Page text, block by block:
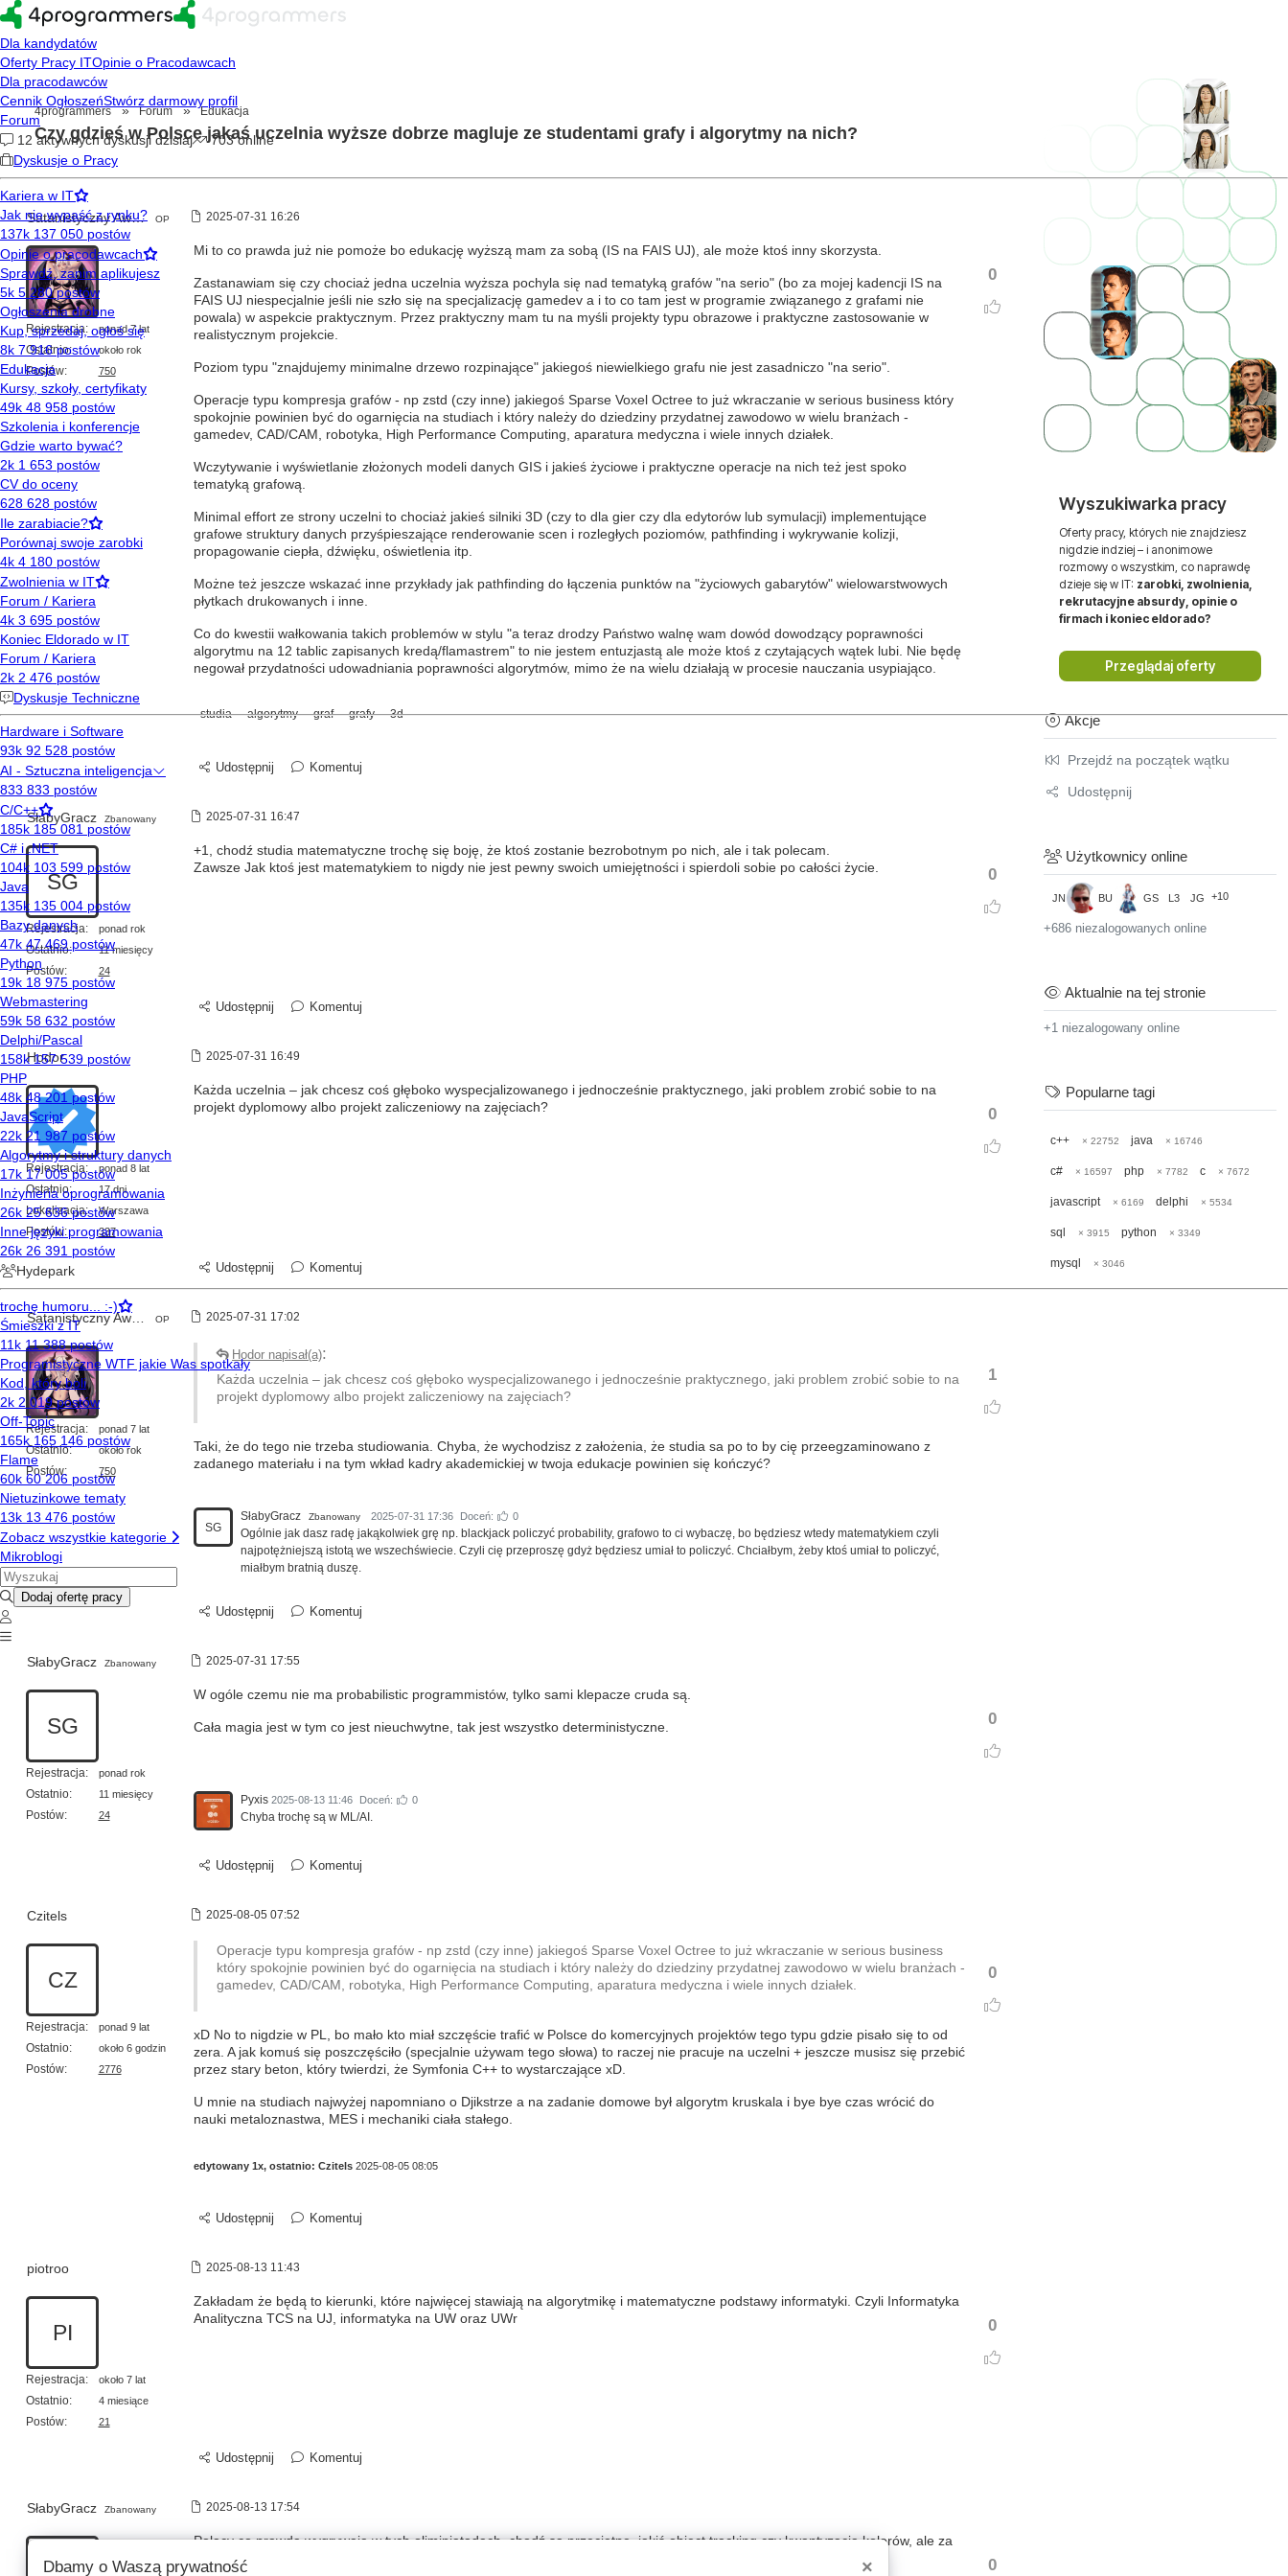
4programmers » Forum » Edukacja
Czy gdzieś w Polsce jakaś uczelnia wyższe dobrze magluje ze studentami grafy i algorytmy na nich?
Satanistyczny Awatar OP 2025-07-31 16:26
Rejestracja: ponad 7 lat
Ostatnio: około rok
Postów: 750
0
Mi to co prawda już nie pomoże bo edukację wyższą mam za sobą (IS na FAIS UJ), ale może ktoś inny skorzysta.
Zastanawiam się czy chociaż jedna uczelnia wyższa pochyla się nad tematyką grafów "na serio" (bo za mojej kadencji IS na
FAIS UJ niespecjalnie jeśli nie szło się na specjalizację gamedev a i to co tam jest w programie związanego z grafami nie
powala) w aspekcie praktycznym. Przez praktyczny mam tu na myśli projekty typu obrazowe i praktyczne zastosowanie w
realistycznym projekcie.
Poziom typu "znajdujemy minimalne drzewo rozpinające" jakiegoś niewielkiego grafu nie jest zasadniczo "na serio".
Operacje typu kompresja grafów - np zstd (czy inne) jakiegoś Sparse Voxel Octree to już wkraczanie w serious business który
spokojnie powinien być do ogarnięcia na studiach i który należy do dziedziny przydatnej zawodowo w wielu branżach -
gamedev, CAD/CAM, robotyka, High Performance Computing, aparatura medyczna i wiele innych działek.
Wczytywanie i wyświetlanie złożonych modeli danych GIS i jakieś życiowe i praktyczne operacje na nich też jest spoko
tematyką grafową.
Minimal effort ze strony uczelni to chociaż jakieś silniki 3D (czy to dla gier czy dla edytorów lub symulacji) implementujące
grafowe struktury danych przyśpieszające renderowanie scen i rozległych poziomów, pathfinding i wykrywanie kolizji,
propagowanie ciepła, dźwięku, oświetlenia itp.
Możne też jeszcze wskazać inne przykłady jak pathfinding do łączenia punktów na "życiowych gabarytów" wielowarstwowych
płytkach drukowanych i inne.
Co do kwestii wałkowania takich problemów w stylu "a teraz drodzy Państwo walnę wam dowód dowodzący poprawności
algorytmu na 12 tablic zapisanych kredą/flamastrem" to nie jestem entuzjastą ale może ktoś z czytających wątek lubi. Nie będę
negował przydatności udowadniania poprawności algorytmów, mimo że na wielu działają w procesie nauczania usypiająco.
studia algorytmy graf grafy 3d
Udostępnij Komentuj
SłabyGracz Zbanowany 2025-07-31 16:47
SG
Rejestracja: ponad rok
Ostatnio: 11 miesięcy
Postów: 24
0
+1, chodź studia matematyczne trochę się boję, że ktoś zostanie bezrobotnym po nich, ale i tak polecam.
Zawsze Jak ktoś jest matematykiem to nigdy nie jest pewny swoich umiejętności i spierdoli sobie po całości życie.
Udostępnij Komentuj
Hodor 2025-07-31 16:49
Rejestracja: ponad 8 lat
Ostatnio: 17 dni
Lokalizacja: Warszawa
Postów: 337
0
Każda uczelnia – jak chcesz coś głęboko wyspecjalizowanego i jednocześnie praktycznego, jaki problem zrobić sobie to na
projekt dyplomowy albo projekt zaliczeniowy na zajęciach?
Udostępnij Komentuj
Satanistyczny Awatar OP 2025-07-31 17:02
Rejestracja: ponad 7 lat
Ostatnio: około rok
Postów: 750
1
Hodor napisał(a):
Każda uczelnia – jak chcesz coś głęboko wyspecjalizowanego i jednocześnie praktycznego, jaki problem zrobić sobie to na
projekt dyplomowy albo projekt zaliczeniowy na zajęciach?
Taki, że do tego nie trzeba studiowania. Chyba, że wychodzisz z założenia, że studia sa po to by cię przeegzaminowano z
zadanego materiału i na tym wkład kadry akademickiej w twoja edukacje powinien się kończyć?
SG
SłabyGracz Zbanowany 2025-07-31 17:36 Doceń: 0
Ogólnie jak dasz radę jakąkolwiek grę np. blackjack policzyć probability, grafowo to ci wybaczę, bo będziesz wtedy matematykiem czyli
najpotężniejszą istotą we wszechświecie. Czyli cię przeproszę gdyż będziesz umiał to policzyć. Chciałbym, żeby ktoś umiał to policzyć,
miałbym bratnią duszę.
Udostępnij Komentuj
SłabyGracz Zbanowany 2025-07-31 17:55
SG
Rejestracja: ponad rok
Ostatnio: 11 miesięcy
Postów: 24
0
W ogóle czemu nie ma probabilistic programmistów, tylko sami klepacze cruda są.
Cała magia jest w tym co jest nieuchwytne, tak jest wszystko deterministyczne.
Pyxis 2025-08-13 11:46 Doceń: 0
Chyba trochę są w ML/AI.
Udostępnij Komentuj
Czitels 2025-08-05 07:52
CZ
Rejestracja: ponad 9 lat
Ostatnio: około 6 godzin
Postów: 2776
0
Operacje typu kompresja grafów - np zstd (czy inne) jakiegoś Sparse Voxel Octree to już wkraczanie w serious business
który spokojnie powinien być do ogarnięcia na studiach i który należy do dziedziny przydatnej zawodowo w wielu branżach -
gamedev, CAD/CAM, robotyka, High Performance Computing, aparatura medyczna i wiele innych działek.
xD No to nigdzie w PL, bo mało kto miał szczęście trafić w Polsce do komercyjnych projektów tego typu gdzie pisało się to od
zera. A jak komuś się poszczęściło (specjalnie używam tego słowa) to raczej nie pracuje na uczelni + jeszcze musisz się przebić
przez stary beton, który twierdzi, że Symfonia C++ to wystarczające xD.
U mnie na studiach najwyżej napomniano o Djikstrze a na zadanie domowe był algorytm kruskala i bye bye czas wrócić do
nauki metaloznastwa, MES i mechaniki ciała stałego.
edytowany 1x, ostatnio: Czitels 2025-08-05 08:05
Udostępnij Komentuj
piotroo 2025-08-13 11:43
PI
Rejestracja: około 7 lat
Ostatnio: 4 miesiące
Postów: 21
0
Zakładam że będą to kierunki, które najwięcej stawiają na algorytmikę i matematyczne podstawy informatyki. Czyli Informatyka
Analityczna TCS na UJ, informatyka na UW oraz UWr
Udostępnij Komentuj
SłabyGracz Zbanowany 2025-08-13 17:54
0
Polacy co prawda wygrywają w tych olimipiatadach, chodź są przeciętne, jakiś object tracking czy kwantyzacja kolorów, ale za
to jesteśmy najlepsi.
Wyszukiwarka pracy
Oferty pracy, których nie znajdziesz
nigdzie indziej – i anonimowe
rozmowy o wszystkim, co naprawdę
dzieje się w IT: zarobki, zwolnienia,
rekrutacyjne absurdy, opinie o
firmach i koniec eldorado?
Przeglądaj oferty
Akcje
Przejdź na początek wątku
Udostępnij
Użytkownicy online
JN BU GS L3 JG +10
+686 niezalogowanych online
Aktualnie na tej stronie
+1 niezalogowany online
Popularne tagi
c++ × 22752 java × 16746
c# × 16597 php × 7782 c × 7672
javascript × 6169 delphi × 5534
sql × 3915 python × 3349
mysql × 3046
Dbamy o Waszą prywatność ×